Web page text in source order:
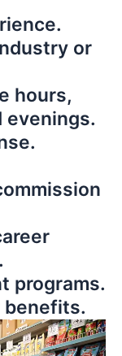
or
hours,
evenings.
programs.
benefits.